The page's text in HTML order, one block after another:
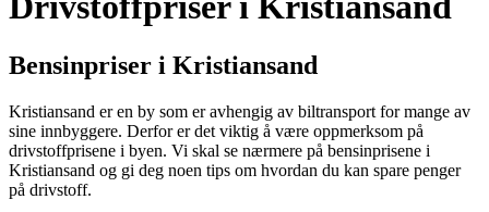
Bensinpriser i Kristiansand
Kristiansand er en by som er avhengig av biltransport for mange av
sine innbyggere. Derfor er det viktig å være oppmerksom på
drivstoffprisene i byen. Vi skal se nærmere på bensinprisene i
Kristiansand og gi deg noen tips om hvordan du kan spare penger
på drivstoff.